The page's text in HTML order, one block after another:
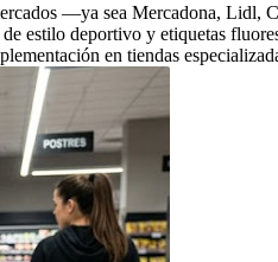
—ya sea Mercadona,
estilo deportivo y etiquetas
en tiendas